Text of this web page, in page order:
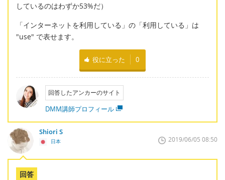
しているのはわずか53%だ）
「インターネットを利用している」の「利用している」は
"use" で表せます。
役に立った 0
回答したアンカーのサイト
DMM講師プロフィール
Shiori S
日本 2019/06/05 08:50
回答